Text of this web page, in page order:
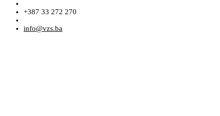
+387 33 272 270
info@vzs.ba